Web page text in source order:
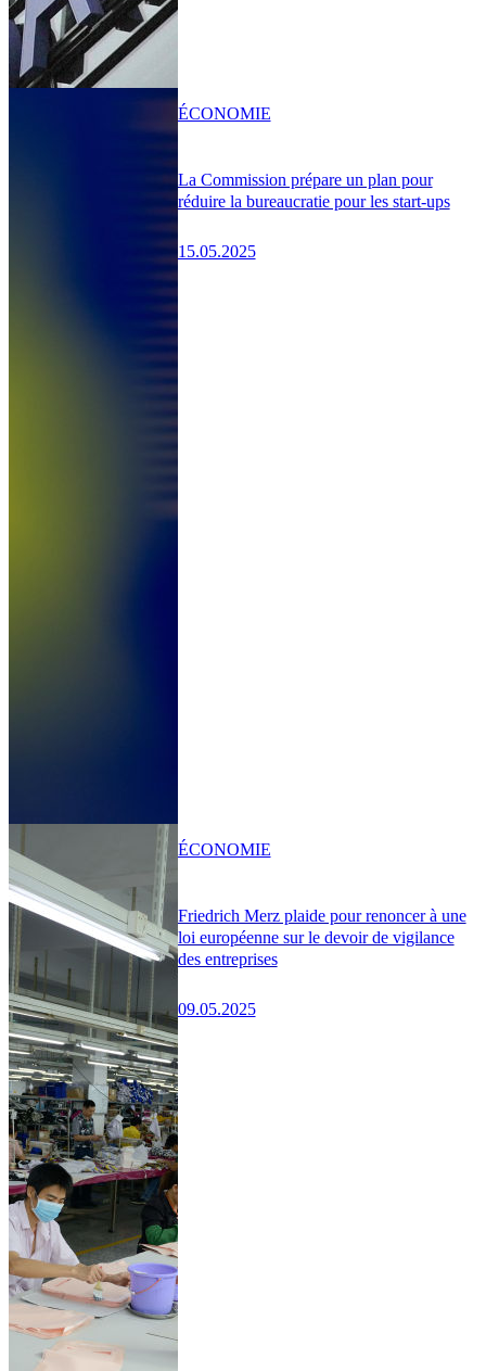
La Commission prépare un plan pour
réduire la bureaucratie pour les start-ups
15.05.2025
ÉCONOMIE
Friedrich Merz plaide pour renoncer à une
loi européenne sur le devoir de vigilance
des entreprises
09.05.2025
ÉCONOMIE